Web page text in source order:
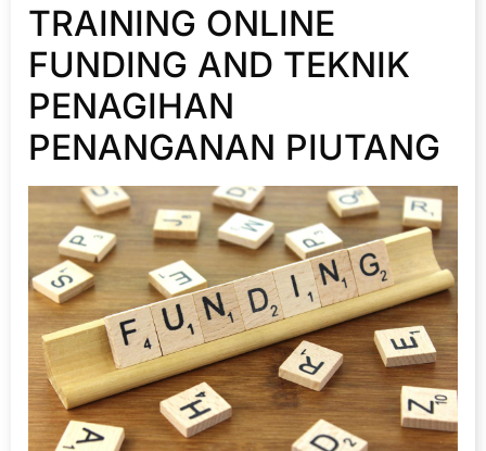
TRAINING ONLINE
FUNDING AND TEKNIK
PENAGIHAN
PENANGANAN PIUTANG